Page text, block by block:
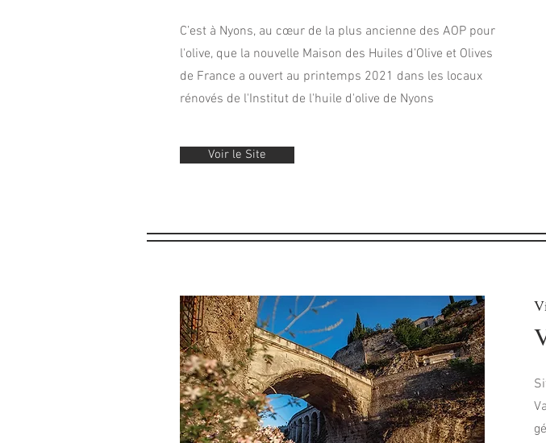
C’est à Nyons, au cœur de la plus ancienne des AOP pour
l'olive, que la nouvelle Maison des Huiles d’Olive et Olives
de France a ouvert au printemps 2021 dans les locaux
rénovés de l'Institut de l'huile d'olive de Nyons
Voir le Site